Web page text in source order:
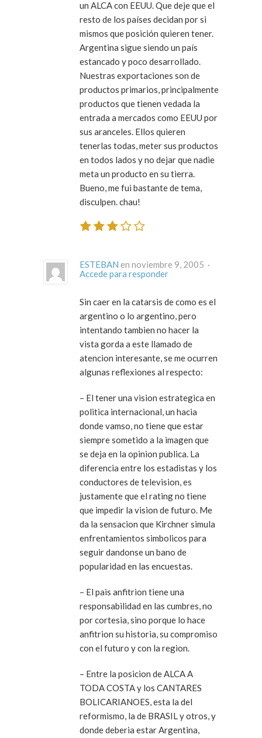
un ALCA con EEUU. Que deje que el
resto de los países decidan por si
mismos que posición quieren tener.
Argentina sigue siendo un país
estancado y poco desarrollado.
Nuestras exportaciones son de
productos primarios, principalmente
productos que tienen vedada la
entrada a mercados como EEUU por
sus aranceles. Ellos quieren
tenerlas todas, meter sus productos
en todos lados y no dejar que nadie
meta un producto en su tierra.
Bueno, me fui bastante de tema,
disculpen. chau!
ESTEBAN
en noviembre 9, 2005 ·
Accede para responder
Sin caer en la catarsis de como es el
argentino o lo argentino, pero
intentando tambien no hacer la
vista gorda a este llamado de
atencion interesante, se me ocurren
algunas reflexiones al respecto:
– El tener una vision estrategica en
politica internacional, un hacia
donde vamso, no tiene que estar
siempre sometido a la imagen que
se deja en la opinion publica. La
diferencia entre los estadistas y los
conductores de television, es
justamente que el rating no tiene
que impedir la vision de futuro. Me
da la sensacion que Kirchner simula
enfrentamientos simbolicos para
seguir dandonse un bano de
popularidad en las encuestas.
– El pais anfitrion tiene una
responsabilidad en las cumbres, no
por cortesia, sino porque lo hace
anfitrion su historia, su compromiso
con el futuro y con la region.
– Entre la posicion de ALCA A
TODA COSTA y los CANTARES
BOLICARIANOES, esta la del
reformismo, la de BRASIL y otros, y
donde deberia estar Argentina,